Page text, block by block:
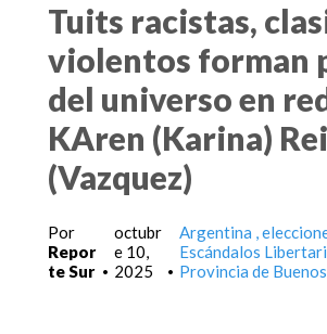
Tuits racistas,
violentos forman
del universo en
KAren (Karina)
(Vazquez)
Por
Repor
te Sur
•
octubr
e 10,
2025
•
Argentina
Escándalos
Provincia de